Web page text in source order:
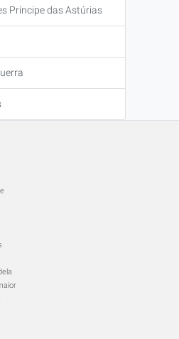
Príncipe das Astúrias